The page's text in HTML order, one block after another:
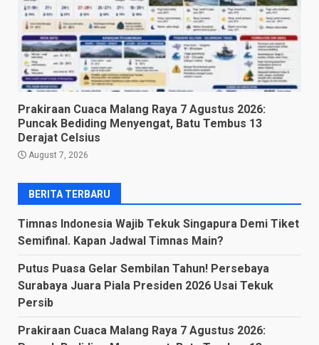
Prakiraan Cuaca Malang Raya 7 Agustus 2026:
Puncak Bediding Menyengat, Batu Tembus 13
Derajat Celsius
August 7, 2026
BERITA TERBARU
Timnas Indonesia Wajib Tekuk Singapura Demi Tiket
Semifinal. Kapan Jadwal Timnas Main?
Putus Puasa Gelar Sembilan Tahun! Persebaya
Surabaya Juara Piala Presiden 2026 Usai Tekuk
Persib
Prakiraan Cuaca Malang Raya 7 Agustus 2026: